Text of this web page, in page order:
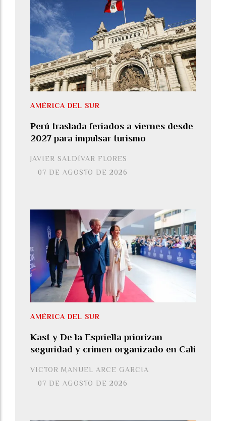
Perú traslada feriados a viernes desde
2027 para impulsar turismo
JAVIER SALDÍVAR FLORES
AMÉRICA DEL SUR
07 DE AGOSTO DE 2026
Kast y De la Espriella priorizan
seguridad y crimen organizado en Cali
VICTOR MANUEL ARCE GARCIA
AMÉRICA DEL SUR
07 DE AGOSTO DE 2026